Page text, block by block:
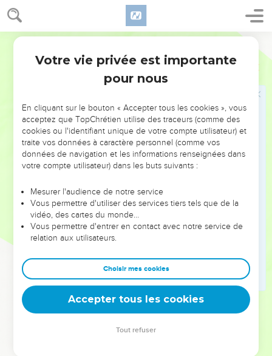
Deutéronome 24
mourir chacun pour son péché.
Mesures en faveur des pauvres
Tu ne porteras point atteinte au droit de l'étranger et de
l'orphelin, et tu ne prendras point en gage le vêtement de la
Tu te souviendras que tu as été esclave en Égypte, et que
l'Éternel, ton Dieu, t'a racheté ; c'est pourquoi je te donne
ces commandements à mettre en pratique.
Quand tu moissonneras ton champ, et que tu auras oublié
une gerbe dans le champ, tu ne retourneras point la
veuve, afin que l'Éternel, ton Dieu, te bénisse dans tout le
travail de tes mains.
Quand tu secoueras tes oliviers, tu ne cueilleras point
ensuite les fruits restés aux branches : ils seront pour
l'étranger, pour l'orphelin et pour la veuve.
Quand tu vendangeras ta vigne, tu ne cueilleras point
ensuite les grappes qui y seront restées : elles seront pour
l'étranger, pour l'orphelin et pour la veuve.
Tu te souviendras que tu as été esclave dans le pays
Votre vie privée est importante
pour nous
En cliquant sur le bouton « Accepter tous les cookies », vous
acceptez que TopChrétien utilise des traceurs (comme des
cookies ou l'identifiant unique de votre compte utilisateur) et
traite vos données à caractère personnel (comme vos
données de navigation et les informations renseignées dans
votre compte utilisateur) dans les buts suivants :
Mesurer l'audience de notre service
Vous permettre d'utiliser des services tiers tels que de la
vidéo, des cartes du monde…
Vous permettre d'entrer en contact avec notre service de
relation aux utilisateurs.
Choisir mes cookies
Accepter tous les cookies
Tout refuser